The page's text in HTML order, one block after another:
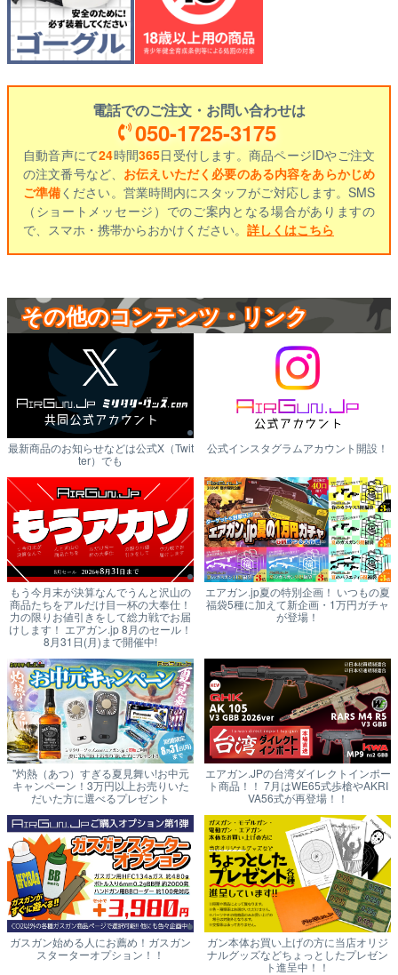
電話でのご注文・お問い合わせは
050-1725-3175
自動音声にて24時間365日受付します。商品ページIDやご注文
の注文番号など、 お伝えいただく必要のある内容をあらかじめ
ご準備ください。営業時間内にスタッフがご対応します。SMS
（ショートメッセージ）でのご案内となる場合がありますの
で、スマホ・携帯からおかけください。 詳しくはこちら
その他のコンテンツ・リンク
最新商品のお知らせなどは公式X（Twit
ter）でも
公式インスタグラムアカウント開設！
もう今月末が決算なんでうんと沢山の
商品たちをアルだけ目一杯の大奉仕！
力の限りお値引きをして総力戦でお届
けします！ エアガン.jp 8月のセール！
8月31日(月)まで開催中!
エアガン.jp夏の特別企画！ いつもの夏
福袋5種に加えて新企画・1万円ガチャ
が登場！
"灼熱（あつ）すぎる夏見舞い!お中元
キャンペーン！3万円以上お売りいた
だいた方に選べるプレゼント
エアガン.JPの台湾ダイレクトインポー
ト商品！！ 7月はWE65式歩槍やAKRI
VA56式が再登場！！
ガスガン始める人にお薦め！ガスガン
スターターオプション！！
ガン本体お買い上げの方に当店オリジ
ナルグッズなどちょっとしたプレゼン
ト進呈中！！